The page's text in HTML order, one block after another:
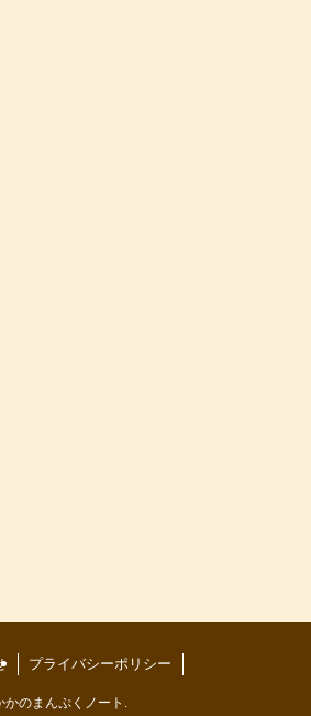
プライバシーポリシー
のまんぷくノート.